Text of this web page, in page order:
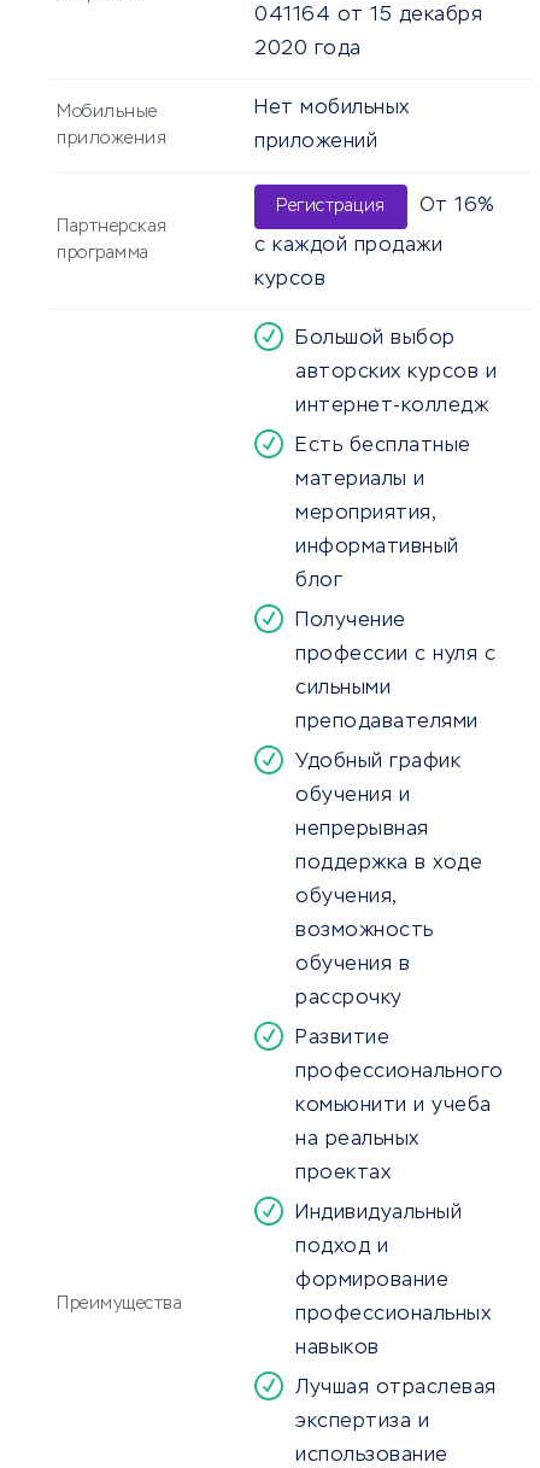
041164 от 15 декабря
2020 года
Мобильные
приложения
Нет мобильных
приложений
Партнерская
программа
Регистрация От 16%
с каждой продажи
курсов
Преимущества
Большой выбор
авторских курсов и
интернет-колледж
Есть бесплатные
материалы и
мероприятия,
информативный
блог
Получение
профессии с нуля с
сильными
преподавателями
Удобный график
обучения и
непрерывная
поддержка в ходе
обучения,
возможность
обучения в
рассрочку
Развитие
профессионального
комьюнити и учеба
на реальных
проектах
Индивидуальный
подход и
формирование
профессиональных
навыков
Лучшая отраслевая
экспертиза и
использование